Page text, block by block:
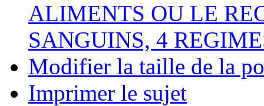
ALIMENTS OU LE
SANGUINS, 4
Modifier la taille de la
Imprimer le sujet